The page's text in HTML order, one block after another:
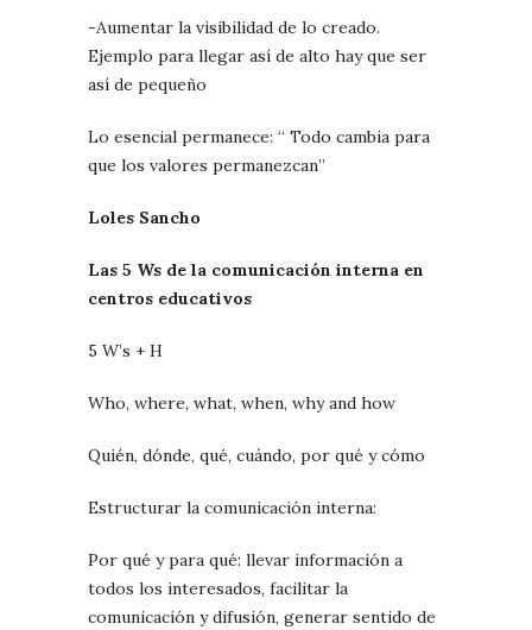
-Aumentar la visibilidad de lo creado.
Ejemplo para llegar así de alto hay que ser
así de pequeño
Lo esencial permanece: “ Todo cambia para
que los valores permanezcan”
Loles Sancho
Las 5 Ws de la comunicación interna en
centros educativos
5 W’s + H
Who, where, what, when, why and how
Quién, dónde, qué, cuándo, por qué y cómo
Estructurar la comunicación interna:
Por qué y para qué: llevar información a
todos los interesados, facilitar la
comunicación y difusión, generar sentido de